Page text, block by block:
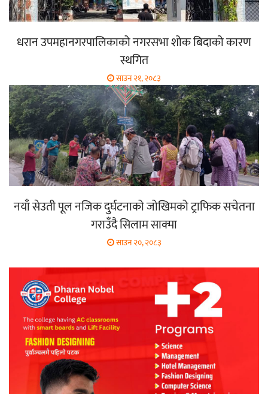
धरान उपमहानगरपालिकाको नगरसभा शोक बिदाको कारण
स्थगित
साउन २१, २०८३
नयाँ सेउती पूल नजिक दुर्घटनाको जोखिमको ट्राफिक सचेतना
गराउँदै सिलाम साक्मा
साउन २०, २०८३